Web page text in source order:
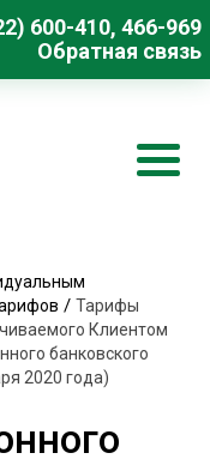
600-410, 466-969
Обратная связь
/ Тарифы
Клиентом
банковского
2020 года)